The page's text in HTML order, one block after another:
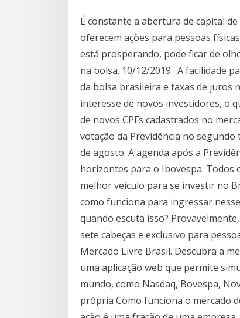
É constante a abertura de capital
oferecem ações para pessoas
está prosperando, pode ficar de
na bolsa. 10/12/2019 · A facilidade
da bolsa brasileira e taxas de juros
interesse de novos investidores, o
de novos CPFs cadastrados no
votação da Previdência no
de agosto. A agenda após a
horizontes para o Ibovespa. Todos
melhor veículo para se investir no
como funciona para ingressar
quando escuta isso?
sete cabeças e exclusivo para
Mercado Livre Brasil. Descubra a
uma aplicação web que permite
mundo, como Nasdaq, Bovespa,
própria Como funciona o mercado